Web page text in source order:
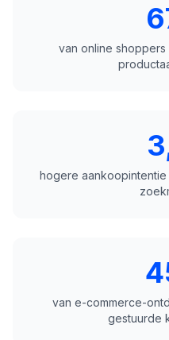
van online shoppers
hogere
van e-commerce-
gestuurde